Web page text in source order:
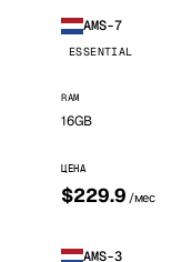
AMS-7
ESSENTIAL
RAM
16GB
ЦЕНА
$229.9 /мес
AMS-3